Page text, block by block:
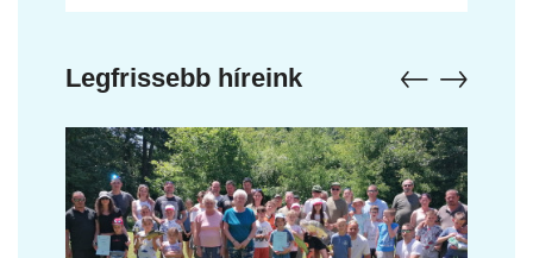
Legfrissebb híreink